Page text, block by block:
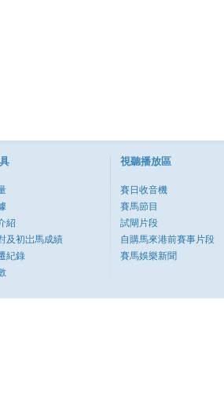
紹
及初岀馬成績
紀錄
視聽播放區
賽日收音機
賽馬節目
試閘片段
自購馬來港前賽事片段
賽馬娛樂新聞